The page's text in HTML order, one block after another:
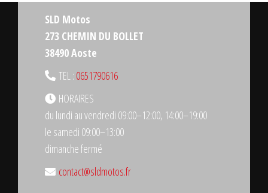
SLD Motos
273 CHEMIN DU BOLLET
38490 Aoste
TEL : 0651790616
HORAIRES
du lundi au vendredi 09:00–12:00, 14:00–19:00
le samedi 09:00–13:00
dimanche fermé
contact@sldmotos.fr